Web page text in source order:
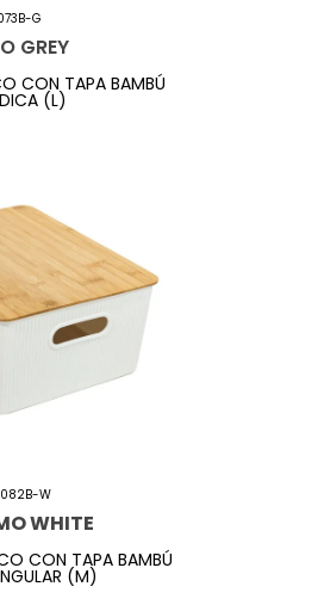
G
GREY
CON TAPA BAMBÚ
(L)
W
WHITE
CON TAPA BAMBÚ
(M)